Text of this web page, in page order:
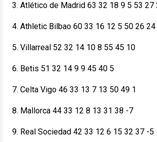
3. Atlético de Madrid 63 32 18 9 5 53 27
4. Athletic Bilbao 60 33 16 12 5 50 26 24
5. Villarreal 52 32 14 10 8 55 45 10
6. Betis 51 32 14 9 9 45 40 5
7. Celta Vigo 46 33 13 7 13 50 49 1
8. Mallorca 44 33 12 8 13 31 38 -7
9. Real Sociedad 42 33 12 6 15 32 37 -5